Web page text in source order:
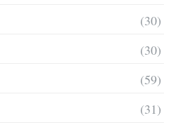
(30)
(30)
(59)
(31)